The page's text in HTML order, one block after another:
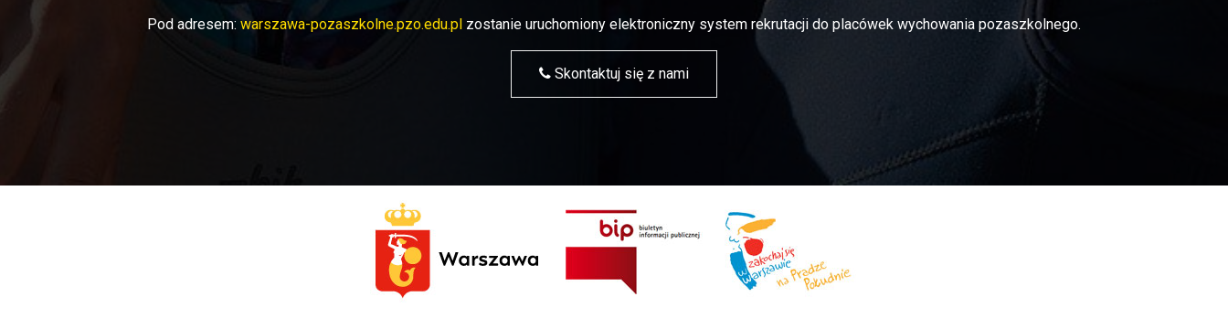
Pod adresem: warszawa-pozaszkolne.pzo.edu.pl zostanie uruchomiony elektroniczny system rekrutacji do placówek wychowania pozaszkolnego.
Skontaktuj się z nami